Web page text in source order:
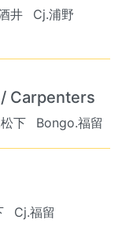
井
Cj.浦野
Carpenters
下 Bongo.福留
Cj.福留